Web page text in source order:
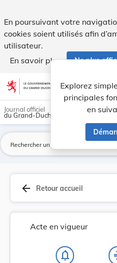
En poursuivant votre
cookies soient utilisés afin
utilisateur.
En savoir plus
Ne plus
Aller au contenu Explorez
principales
en
Journal officiel
du Grand-Duché de Luxembourg
arrow_back Retour accueil
Acte en vigueur
notifications_none